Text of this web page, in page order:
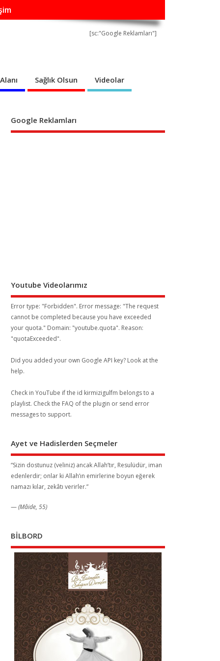
[sc:"Google Reklamları"]
Sağlık Olsun Videolar
Google Reklamları
Youtube Videolarımız
Error type: "Forbidden". Error message: "The request
cannot be completed because you have exceeded
your quota." Domain: "youtube.quota". Reason:
"quotaExceeded".
Did you added your own Google API key? Look at the
help.
Check in YouTube if the id kirmizigulfm belongs to a
playlist. Check the FAQ of the plugin or send error
messages to support.
Ayet ve Hadislerden Seçmeler
“Sizin dostunuz (veliniz) ancak Allah’tır, Resulüdür, iman
edenlerdir; onlar ki Allah’ın emirlerine boyun eğerek
namazı kılar, zekâtı verirler.”
—(Mâide, 55)
BİLBORD